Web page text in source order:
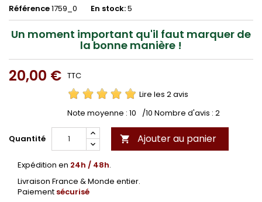
Référence1759_0 En stock:5
Un moment important qu'il faut marquer de
la bonne manière !
20,00 € TTC
Lire les 2 avis
Note moyenne : 10 /10 Nombre d'avis : 2
Quantité  Ajouter au panier
Expédition en 24h / 48h.
Livraison France & Monde entier.
Paiement sécurisé